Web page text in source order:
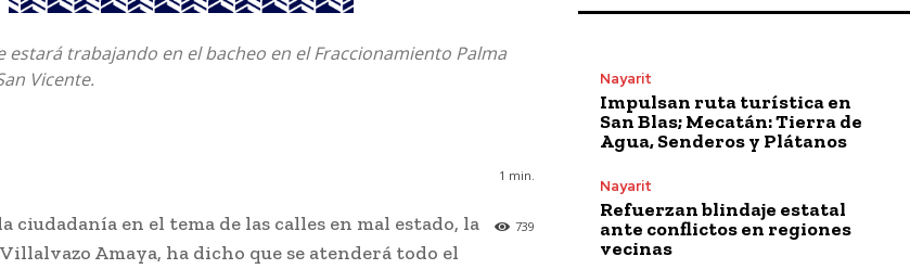
estará trabajando en el bacheo en el Fraccionamiento Palma
Vicente.
1 min.
739
ciudadanía en el tema de las calles en mal estado, la
Amaya, ha dicho que se atenderá todo el
Nayarit
Impulsan ruta turística en
San Blas; Mecatán: Tierra de
Agua, Senderos y Plátanos
Nayarit
Refuerzan blindaje estatal
ante conflictos en regiones
vecinas